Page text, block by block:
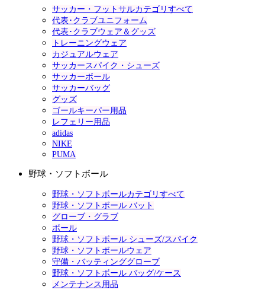
サッカー・フットサルカテゴリすべて
代表･クラブユニフォーム
代表･クラブウェア＆グッズ
トレーニングウェア
カジュアルウェア
サッカースパイク・シューズ
サッカーボール
サッカーバッグ
グッズ
ゴールキーパー用品
レフェリー用品
adidas
NIKE
PUMA
野球・ソフトボール
野球・ソフトボールカテゴリすべて
野球・ソフトボール バット
グローブ・グラブ
ボール
野球・ソフトボール シューズ/スパイク
野球・ソフトボールウェア
守備・バッティンググローブ
野球・ソフトボール バッグ/ケース
メンテナンス用品